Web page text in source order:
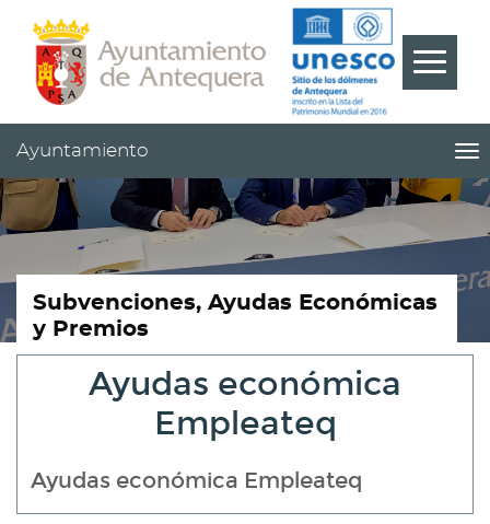
Cabecera
Pie
Menú
???
|
Ayuntamiento
Subvenciones, Ayudas Económicas
y Premios
Ayudas económica
Empleateq
Ayudas económica Empleateq